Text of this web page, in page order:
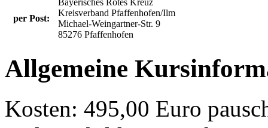
per Post:
Bayerisches Rotes Kreuz
Kreisverband Pfaffenhofen/Ilm
Michael-Weingartner-Str. 9
85276 Pfaffenhofen
Allgemeine
Kosten: 495,00 Euro